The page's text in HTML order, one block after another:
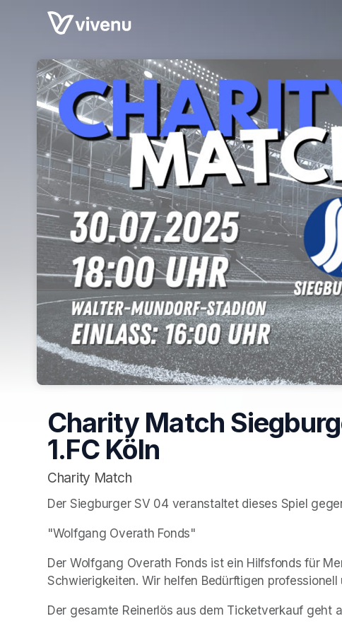
Skip header
Charity Match
1.FC Köln
Charity Match
Der Siegburger SV 04 veranstaltet dieses Spiel
"Wolfgang Overath Fonds"
Der Wolfgang Overath Fonds ist ein Hilfsfonds für
Schwierigkeiten. Wir helfen Bedürftigen professionell
Der gesamte Reinerlös aus dem Ticketverkauf geht